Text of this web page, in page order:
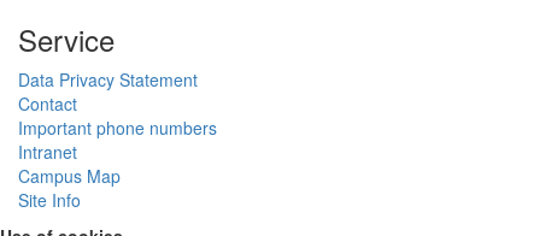
Service
Data Privacy Statement
Contact
Important phone numbers
Intranet
Campus Map
Site Info